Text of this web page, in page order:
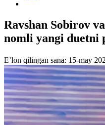
Ravshan Sobirov
nomli yangi duetni
E’lon qilingan sana: 15-may